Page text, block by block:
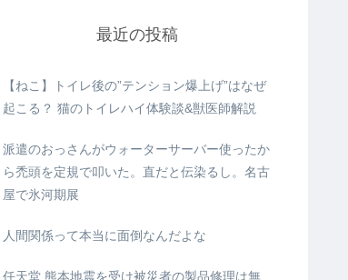
最近の投稿
【ねこ】トイレ後の”テンション爆上げ”はなぜ
起こる？ 猫のトイレハイ体験談&獣医師解説
派遣のおっさんがウォーターサーバー使ったか
ら禿頭を定規で叩いた。直だと伝染るし。名古
屋で氷河期展
人間関係って本当に面倒なんだよな
任天堂 熊本地震を受け被災者の製品修理は無